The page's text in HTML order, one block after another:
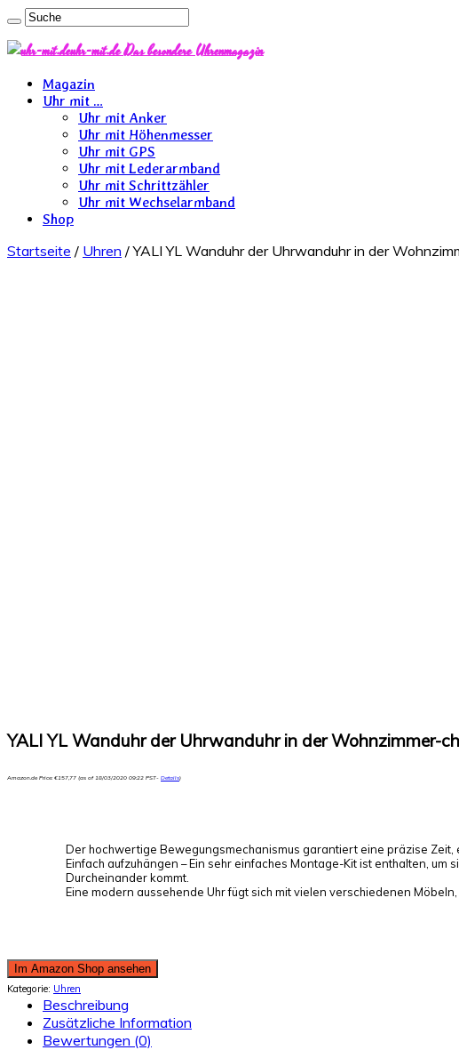
uhr-mit.de Das besondere Uhrenmagazin
Magazin
Uhr mit …
Uhr mit Anker
Uhr mit Höhenmesser
Uhr mit GPS
Uhr mit Lederarmband
Uhr mit Schrittzähler
Uhr mit Wechselarmband
Shop
Startseite / Uhren / YALI YL Wanduhr der Uhrwanduhr in der
YALI YL Wanduhr der Uhrwanduhr in der Wohnzimmer-
Amazon.de Price:€157,77 (as of 18/03/2020 09:22 PST- Details)
Der hochwertige Bewegungsmechanismus garantiert eine präzise
Einfach aufzuhängen – Ein sehr einfaches Montage-Kit ist enthalten,
Durcheinander kommt.
Eine modern aussehende Uhr fügt sich mit vielen verschiedenen
Im Amazon Shop ansehen
Kategorie: Uhren
Beschreibung
Zusätzliche Information
Bewertungen (0)